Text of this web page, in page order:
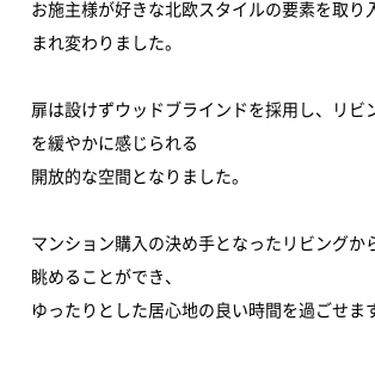
お施主様が好きな北欧スタイルの要素を取り
まれ変わりました。
扉は設けずウッドブラインドを採用し、リビ
を緩やかに感じられる
開放的な空間となりました。
マンション購入の決め手となったリビングか
眺めることができ、
ゆったりとした居心地の良い時間を過ごせま